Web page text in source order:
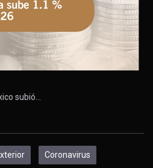
subió…
Coronavirus